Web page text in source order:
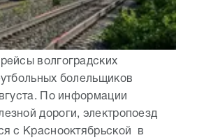
волгоградских
болельщиков
По информации
дороги, электропоезд
с Краснооктябрьской в